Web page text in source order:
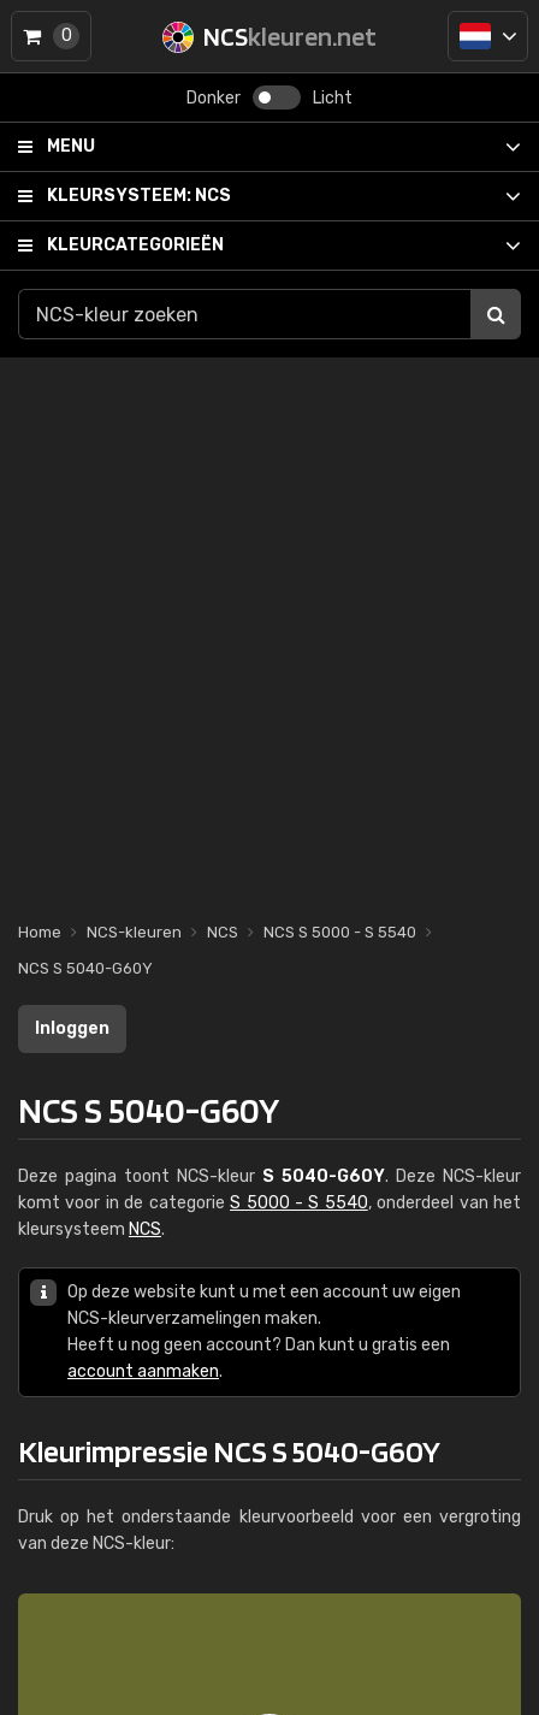
NCSkleuren.net
Donker Licht
MENU
KLEURSYSTEEM: NCS
KLEURCATEGORIEËN
0
Home NCS-kleuren NCS
NCS S 5000 - S 5540
NCS S 5040-G60Y
Inloggen
NCS S 5040-G60Y
Deze pagina toont NCS-kleur S 5040-G60Y. Deze NCS-kleur
komt voor in de categorieS 5000 - S 5540, onderdeel van het
kleursysteem NCS.
Op deze website kunt u met een account uw eigen
NCS-kleurverzamelingen maken.
Heeft u nog geen account? Dan kunt u gratis een
account aanmaken.
Kleurimpressie NCS S 5040-G60Y
Druk op het onderstaande kleurvoorbeeld voor een vergroting
van deze NCS-kleur: